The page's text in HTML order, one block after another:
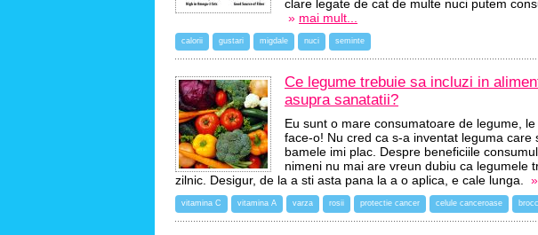
clare legate de cat de multe nuci putem
» mai mult...
calorii gustari migdale nuci seminte
Ce legume trebuie sa incluzi in
asupra sanatatii?
Eu sunt o mare consumatoare de legume,
face-o! Nu cred ca s-a inventat leguma
bamele imi plac. Despre beneficiile
nimeni nu mai are vreun dubiu ca legumele
zilnic. Desigur, de la a sti asta pana la a o aplica, e cale lunga. »
vitamina C vitamina A varza rosii protectie cancer celule canceroase